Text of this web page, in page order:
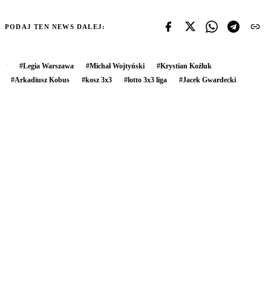
PODAJ TEN NEWS DALEJ:
#Legia Warszawa #Michał Wojtyński #Krystian Koźluk
#Arkadiusz Kobus #kosz 3x3 #lotto 3x3 liga #Jacek Gwardecki